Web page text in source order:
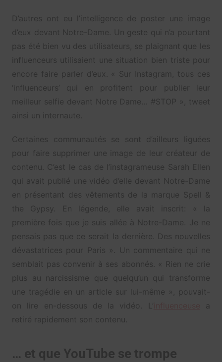
D’autres ont eu l’intelligence de poster une image
d’eux devant Notre-Dame. Un geste qui n’a pourtant
pas été bien vu des utilisateurs, se plaignant que les
influenceurs utilisaient une situation bien triste pour
encore faire parler d’eux. « Sur Instagram, tous ces
‘influenceurs’ qui en profitent pour publier leur
meilleur selfie devant Notre Dame… #STOP », tweet
ainsi un internaute.
Certaines communautés se sont d’ailleurs liguées
pour faire supprimer une image de leur créateur de
contenu. C’est le cas de l’instagrameuse Sarah Ellen
qui avait publié une vidéo d’elle devant Notre-Dame
en présentant des vêtements de la marque Spell &
the Gypsy. En légende, elle avait inscrit: « la
première fois que je suis allée à Notre-Dame. Je ne
pensais pas que ce serait la dernière. Des nouvelles
dévastatrices pour Paris ». Un commentaire qui ne
semblait pas convenir à ses abonnés. « Rien ne crie
plus au narcissisme que quelqu’un qui transforme
une tragédie en un article sur lui-même », pouvait-
on lire en-dessous de la vidéo. L’
a
retiré rapidement son contenu.
… et que YouTube se trompe